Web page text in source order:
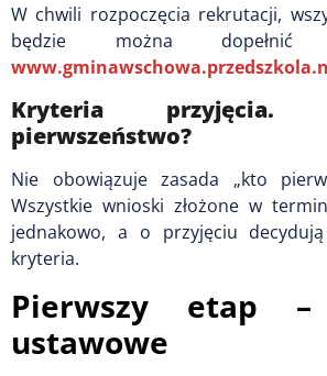
W chwili rozpoczęcia rekrutacji,
będzie można
Kryteria
pierwszeństwo?
Nie obowiązuje zasada „kto
Wszystkie wnioski złożone w
jednakowo, a o przyjęciu
kryteria.
Pierwszy etap
ustawowe